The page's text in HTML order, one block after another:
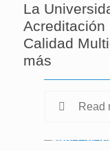
La
Acreditación
Calidad
más
Read